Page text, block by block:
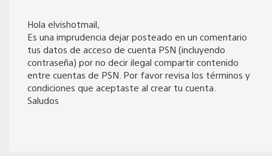
Hola elvishotmail,
Es una imprudencia dejar posteado en un comentario
tus datos de acceso de cuenta PSN (incluyendo
contraseña) por no decir ilegal compartir contenido
entre cuentas de PSN. Por favor revisa los términos y
condiciones que aceptaste al crear tu cuenta.
Saludos